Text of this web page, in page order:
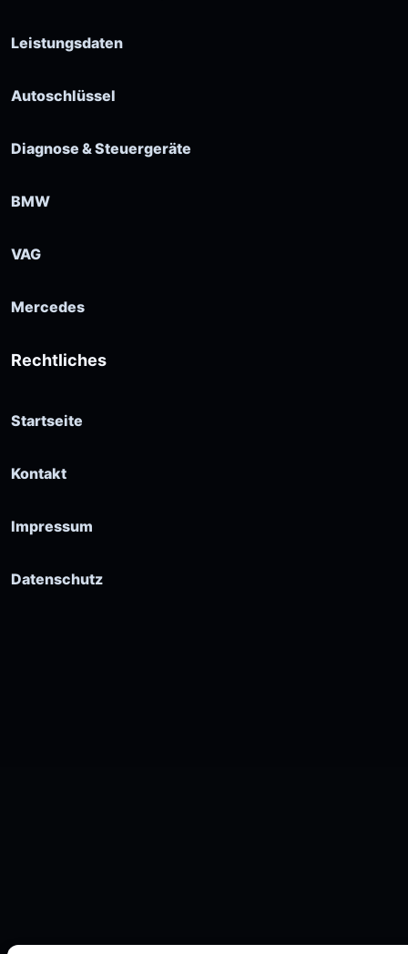
Leistungsdaten
Autoschlüssel
Diagnose & Steuergeräte
BMW
VAG
Mercedes
Rechtliches
Startseite
Kontakt
Impressum
Datenschutz